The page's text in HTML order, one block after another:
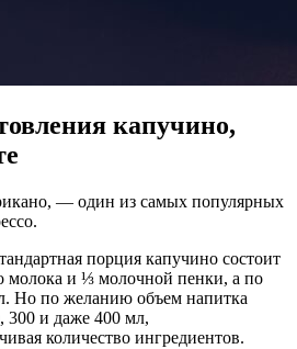
капучино,
— один из самых популярных
порция капучино состоит
молока и ⅓ молочной пенки, а по
Но по желанию объем напитка
300 и даже 400 мл,
количество ингредиентов.